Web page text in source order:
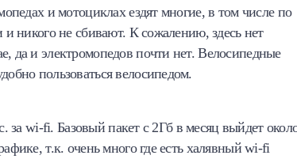
и мотоциклах ездят многие, в том числе по
и никого не сбивают. К сожалению, здесь нет
да и электромопедов почти нет. Велосипедные
пользоваться велосипедом.
за wi-fi. Базовый пакет с 2Гб в месяц выйдет
т.к. очень много где есть халявный wi-fi